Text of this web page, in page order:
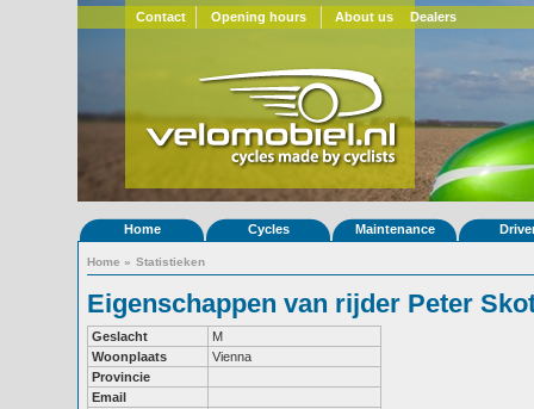
Contact Opening hours About us Dealers
Home Cycles Maintenance
Home » Statistieken
Eigenschappen van rijder Peter
Geslacht
M
Woonplaats
Vienna
Provincie
Email